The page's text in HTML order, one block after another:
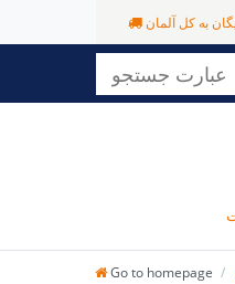
Go to homepage